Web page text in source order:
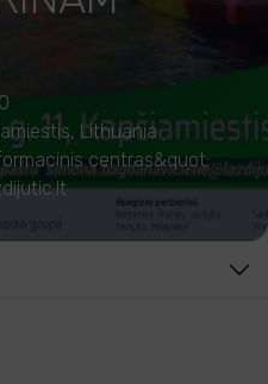
Lithuania
centras&quot;